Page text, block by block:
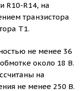
R10-R14, на
транзистора
T1.
не менее 36
около 18 В.
на
не менее 250 В.